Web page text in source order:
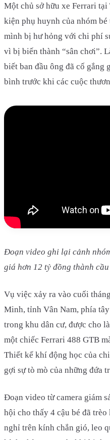
Một chủ sở hữu xe Ferrari
kiện phụ huynh của nhóm
mình bị hư hỏng với chi phí
vì bị biến thành “sân chơi”.
biết ban đầu ông đã cố
bình trước khi các cuộc
Đoạn video ghi lại cảnh
giá hơn 12 tỷ đồng thành
Vụ việc xảy ra vào cuối
Minh, tỉnh Vân Nam, phía
trong khu dân cư, được cho
một chiếc Ferrari 488 GTB
Thiết kế khí động học của
gợi sự tò mò của những đứa
Đoạn video từ camera giám
hội cho thấy 4 cậu bé đã
nghỉ trên kính chắn gió, leo